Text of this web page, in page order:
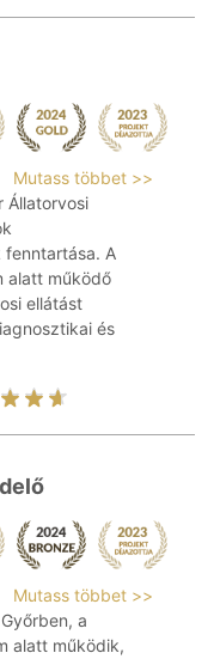
Mutass többet >>
Állatorvosi
fenntartása. A
alatt működő
ellátást
és
Mutass többet >>
a
alatt működik,